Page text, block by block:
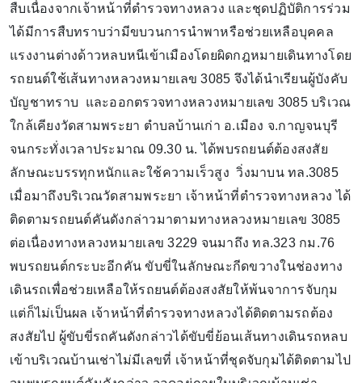
สืบเนื่องจากเจ้าหน้าที่ตำรวจทางหลวง และชุดปฏิบัติการร่วม
ได้มีการสืบทราบว่ามีขบวนการนำพาหรือช่วยเหลือบุคคล
แรงงานต่างด้าวหลบหนีเข้าเมืองโดยผิดกฎหมายเดินทางโดย
รถยนต์ใช้เส้นทางหลวงหมายเลข 3085 จึงได้นำเรียนผู้บังคับ
บัญชาทราบ และออกตรวจทางหลวงหมายเลข 3085 บริเวณ
ใกล้เคียงวัดสามพระยา ตำบลบ้านเก่า อ.เมือง จ.กาญจนบุรี
จนกระทั่งเวลาประมาณ 09.30 น. ได้พบรถยนต์ต้องสงสัย
ลักษณะบรรทุกหนักและใช้ความเร็วสูง วิ่งมาบน ทล.3085
เมื่อมาถึงบริเวณวัดสามพระยา เจ้าหน้าที่ตำรวจทางหลวง ได้
ติดตามรถยนต์คันดังกล่าวมาตามทางหลวงหมายเลข 3085
ต่อเนื่องทางหลวงหมายเลข 3229 จนมาถึง ทล.323 กม.76
พบรถยนต์กระบะอีกคัน ขับขี่ในลักษณะกีดขวางในช่องทาง
เดินรถเพื่อช่วยเหลือให้รถยนต์ต้องสงสัยให้พ้นจาการจับกุม
แต่ก็ไม่เป็นผล เจ้าหน้าที่ตำรวจทางหลวงได้ติดตามรถต้อง
สงสัยไป ผู้ขับขี่รถคันดังกล่าวได้ขับขี่ย้อนเส้นทางเดินรถหลบ
เข้าบริเวณบ้านเช่าไม่มีเลขที่ เจ้าหน้าที่ชุดจับกุมได้ติดตามไป